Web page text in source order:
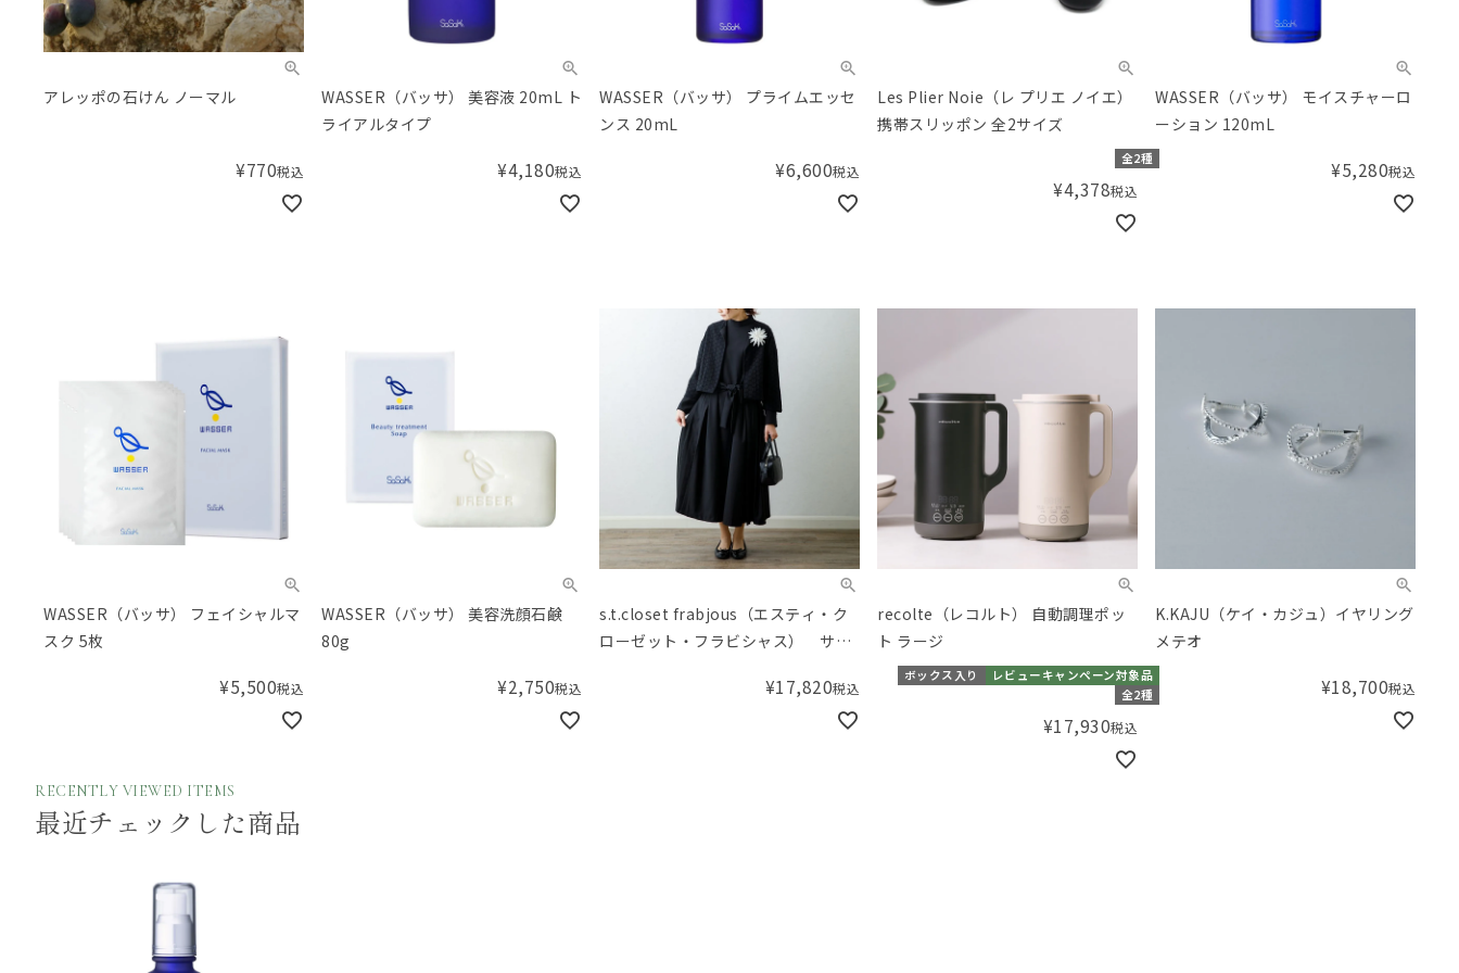
アレッポの石けん ノーマル
¥770税込
WASSER（バッサ） 美容液 20mL ト
ライアルタイプ
¥4,180税込
WASSER（バッサ） プライムエッセ
ンス 20mL
¥6,600税込
Les Plier Noie（レ プリエ ノイエ）
携帯スリッポン 全2サイズ
全2種
¥4,378税込
WASSER（バッサ） モイスチャーロ
ーション 120mL
¥5,280税込
WASSER（バッサ） フェイシャルマ
スク 5枚
¥5,500税込
WASSER（バッサ） 美容洗顔石鹸
80g
¥2,750税込
s.t.closet frabjous（エスティ・ク
ローゼット・フラビシャス） サー
¥17,820税込
recolte（レコルト） 自動調理ポッ
ト ラージ
ボックス入り
レビューキャンペーン対象品
全2種
¥17,930税込
K.KAJU（ケイ・カジュ）イヤリング
メテオ
¥18,700税込
RECENTLY VIEWED ITEMS
最近チェックした商品